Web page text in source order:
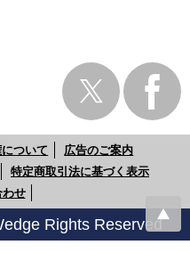
ついて
広告のご案内
特定商取引法に基づく表示
わせ
Rights Reserved